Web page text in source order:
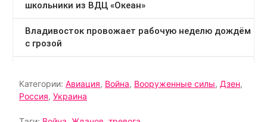
Категории: Авиация, Война, Вооруженные силы, Дзен,
Россия, Украина